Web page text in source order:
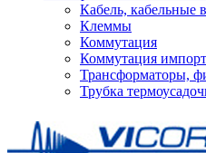
Кабель, кабельные
Клеммы
Коммутация
Коммутация импорт
Трансформаторы,
Трубка